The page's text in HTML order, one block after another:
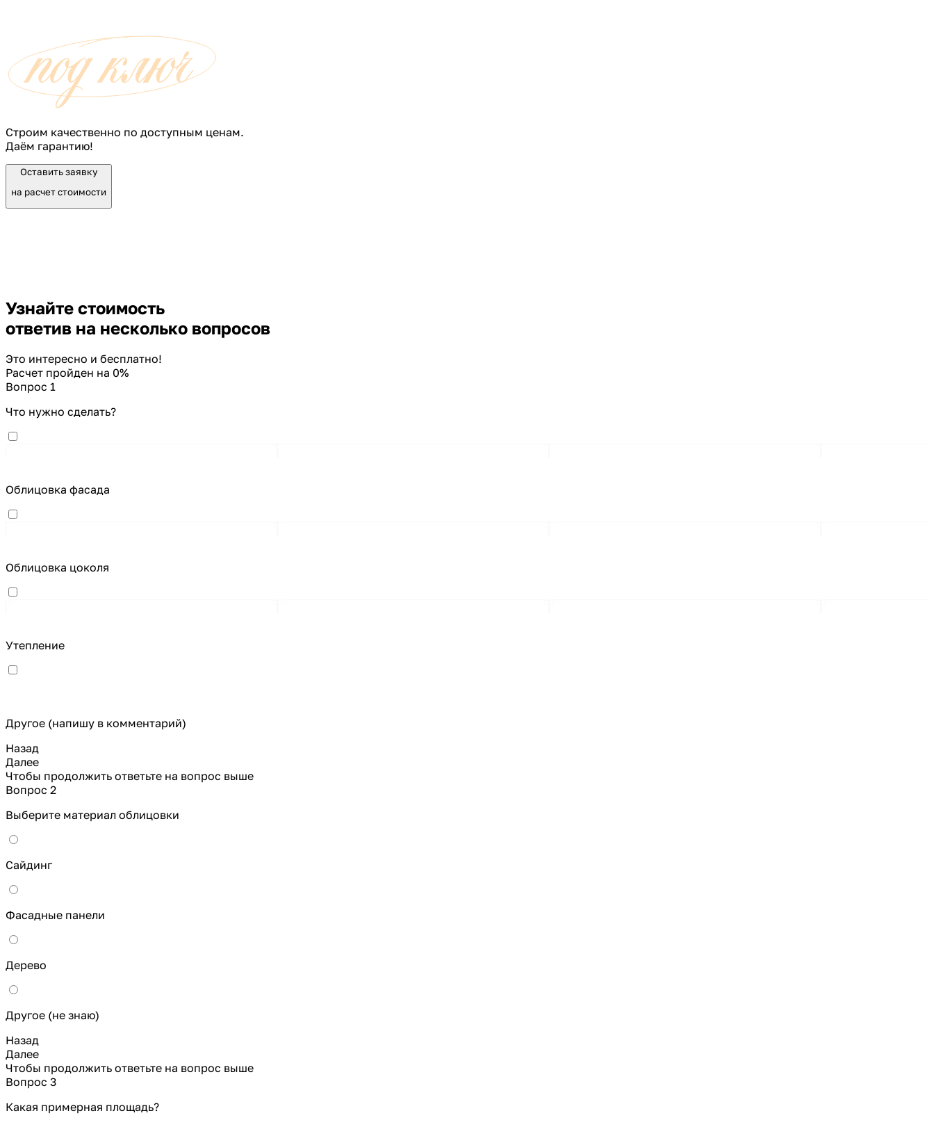
Строим качественно по доступным ценам.
Даём гарантию!
Оставить заявку
на расчет стоимости
Узнайте стоимость
ответив на несколько вопросов
Это интересно и бесплатно!
Расчет пройден на 0%
Вопрос 1
Что нужно сделать?
Облицовка фасада
Облицовка цоколя
Утепление
Другое (напишу в комментарий)
Назад
Далее
Чтобы продолжить ответьте на вопрос выше
Вопрос 2
Выберите материал облицовки
Сайдинг
Фасадные панели
Дерево
Другое (не знаю)
Назад
Далее
Чтобы продолжить ответьте на вопрос выше
Вопрос 3
Какая примерная площадь?